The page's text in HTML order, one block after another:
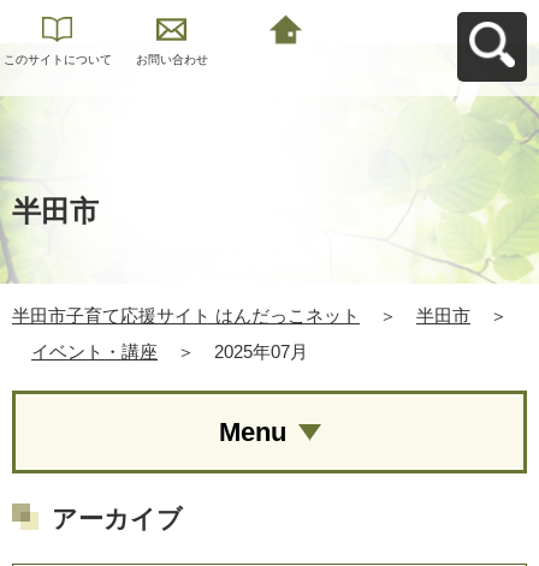
このサイトについて お問い合わせ
半田市
半田市子育て応援サイト はんだっこネット ＞ 半田市
＞
イベント・講座
＞ 2025年07月
Menu
アーカイブ